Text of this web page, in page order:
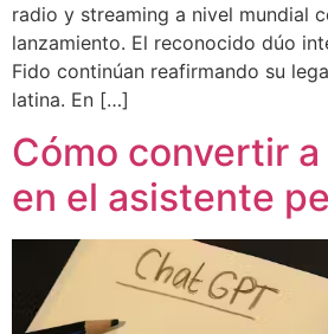
radio y streaming a nivel mundial
lanzamiento. El reconocido dúo
Fido continúan reafirmando su
latina. En […]
Cómo convertir a
en el asistente